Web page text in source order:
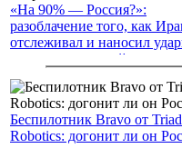
«На 90% — Россия?»:
разоблачение того, как
отслеживал и наносил
американским войскам
Беспилотник Bravo от
Robotics: догонит ли он